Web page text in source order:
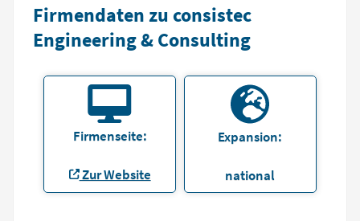
Firmendaten zu consistec
Engineering & Consulting
Firmenseite:
Zur Website
Expansion:
national